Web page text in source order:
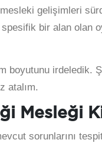
gelişimleri
bir alan olan
boyutunu irdeledik.
atalım.
Mesleği
sorunlarını